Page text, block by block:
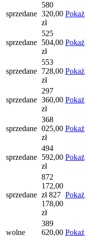
sprzedane
580
320,00
zł
Pokaż
sprzedane
525
504,00
zł
Pokaż
sprzedane
553
728,00
zł
Pokaż
sprzedane
297
360,00
zł
Pokaż
sprzedane
368
025,00
zł
Pokaż
sprzedane
494
592,00
zł
Pokaż
sprzedane
872
172,00
zł827
178,00
zł
Pokaż
wolne
389
620,00 Pokaż